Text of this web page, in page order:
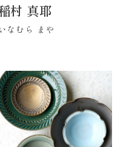
村 真耶
いなむら まや